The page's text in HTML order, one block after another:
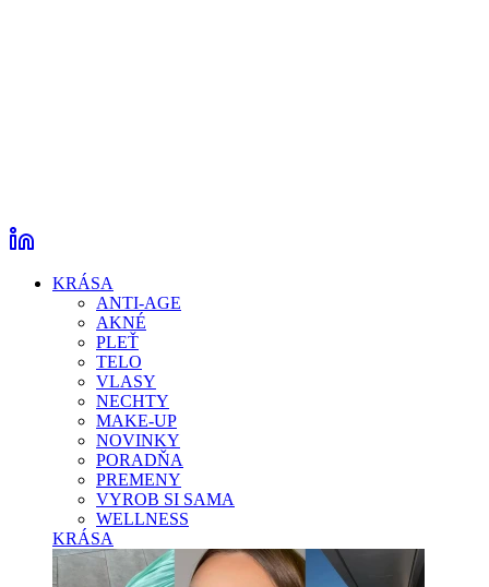
KRÁSA
ANTI-AGE
AKNÉ
PLEŤ
TELO
VLASY
NECHTY
MAKE-UP
NOVINKY
PORADŇA
PREMENY
VYROB SI SAMA
WELLNESS
KRÁSA